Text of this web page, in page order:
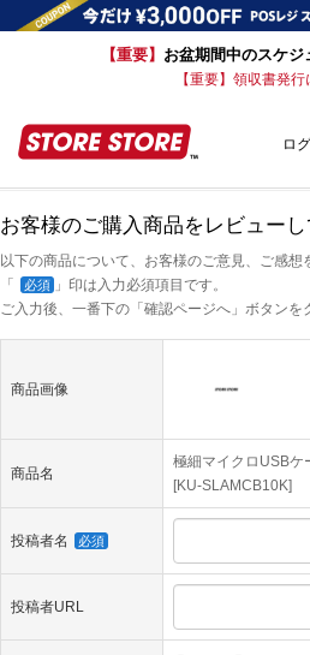
【重要】 お盆期間中のスケジ
【重要】領収書発
ロ
お客様のご購入商品をレビューし
以下の商品について、お客様のご意見、ご感想
「
必須 」印は入力必須項目です。
ご入力後、一番下の「確認ページへ」ボタンを
商品画像
商品名
極細マイクロUSBケ
[KU-SLAMCB10K]
投稿者名 必須
投稿者URL